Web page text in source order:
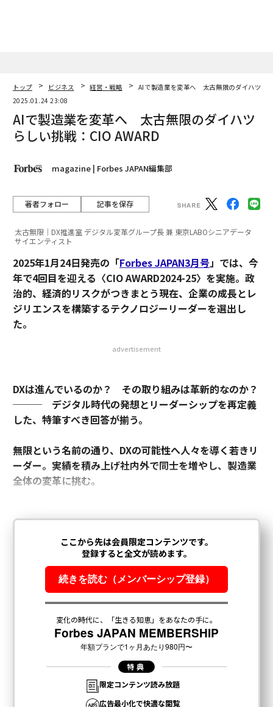
トップ ビジネス 経営・戦略
AIで製造業を変革へ 太古無限のダイハツら
2025.01.24 23:08
AIで製造業を変革へ 太古無限のダイハツ
らしい挑戦：CIO AWARD
magazine | Forbes JAPAN編集部
著者フォロー 記事を保存
太古無限｜DX推進室 デジタル変革グループ長 兼 東京LABOシニアデータ
サイエンティスト
2025年1月24日発売の「Forbes JAPAN3月号」では、今
年で4回目を迎える〈CIO AWARD2024-25〉を実施。政
治的、経済的リスクがつきまとう現在、企業の成長とレ
ジリエンスを構築するテクノロジーリーダーを選出し
た。
advertisement
DXは進んでいるのか？ その取り組みは革新的なのか？
─── デジタル時代の発想とリーダーシップを再定義
した、特筆すべき回答が揃う。
無限という名前の通り、DXの可能性へ人々を導く若きリ
ーダー。実績を積み上げ社内外で同士を増やし、製造業
全体の変革に挑む。